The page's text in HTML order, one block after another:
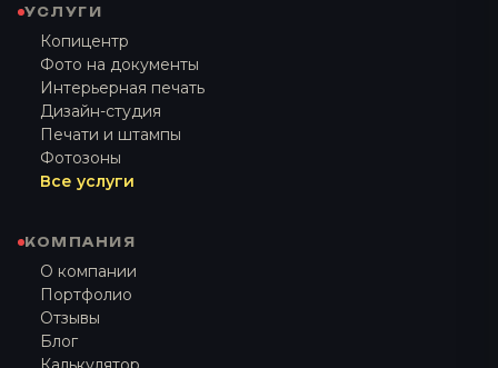
УСЛУГИ
Копицентр
Фото на документы
Интерьерная печать
Дизайн-студия
Печати и штампы
Фотозоны
Все услуги
КОМПАНИЯ
О компании
Портфолио
Отзывы
Блог